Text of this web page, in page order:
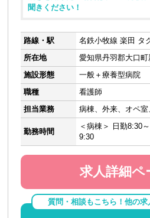
聞きください！
路線・駅
名鉄小牧線 楽田 タ
所在地
愛知県丹羽郡大口町
施設形態
一般＋療養型病院
職種
看護師
担当業務
病棟、外来、オペ
勤務時間
＜病棟＞ 日勤8:30
9:30
求人詳細ペ
質問・相談もこちら！他の求